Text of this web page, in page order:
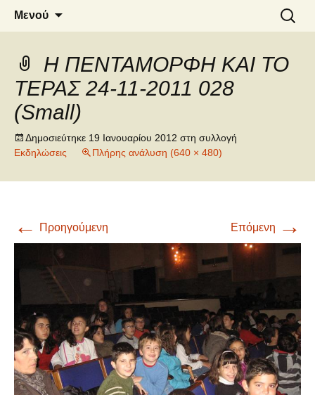
6o ΔΗΜΟΤΙΚΟ ΣΧΟΛΕΙΟ
ΝΑΟΥΣΑΣ
Μενού
για:
Η ΠΕΝΤΑΜΟΡΦΗ ΚΑΙ ΤΟ
ΤΕΡΑΣ 24-11-2011 028
(Small)
Δημοσιεύτηκε 19 Ιανουαρίου 2012 στη συλλογή
Εκδηλώσεις
Πλήρης ανάλυση (640 × 480)
← Προηγούμενη Επόμενη →